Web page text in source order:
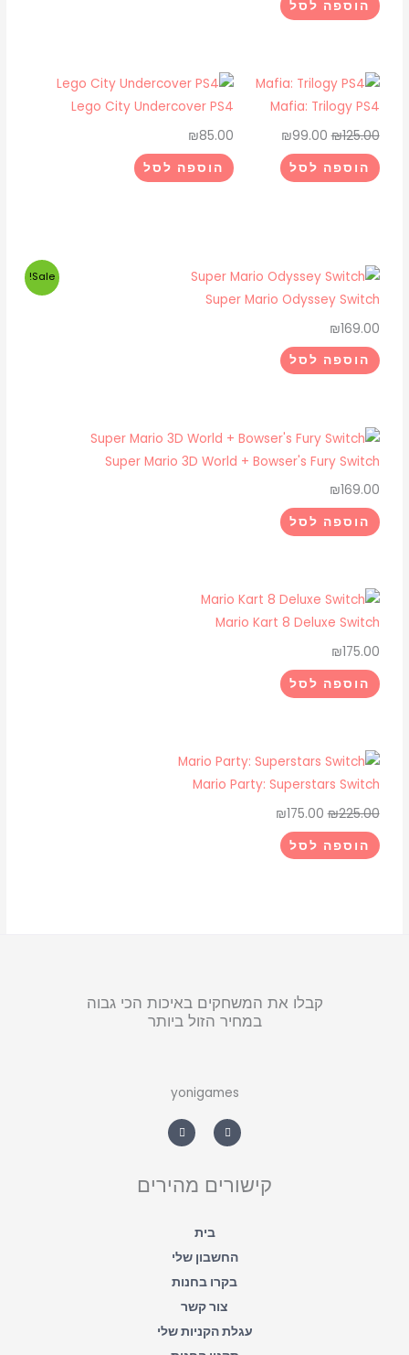
הוספה לסל
Mafia: Trilogy PS4
₪125.00
₪99.00
הוספה לסל
Lego City Undercover PS4
₪85.00
הוספה לסל
Super Mario Odyssey Switch
₪169.00
הוספה לסל
Super Mario 3D World + Bowser's Fury Switch
₪169.00
הוספה לסל
Mario Kart 8 Deluxe Switch
₪175.00
הוספה לסל
Mario Party: Superstars Switch
Sale!
₪225.00
המחיר
המקורי
₪225.00.
₪175.00
המחיר
הנוכחי
הוספה לסל
קבלו את המשחקים באיכות הכי גבוה
במחיר הזול ביותר
yonigames
a
c
e
o
h
a
t
p
p
קישורים מהירים
בית
החשבון שלי
בקרו בחנות
צור קשר
עגלת הקניות שלי